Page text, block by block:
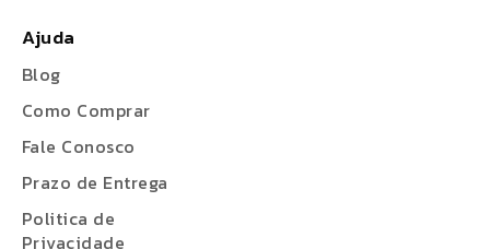
Ajuda
Blog
Como Comprar
Fale Conosco
Prazo de Entrega
Politica de
Privacidade